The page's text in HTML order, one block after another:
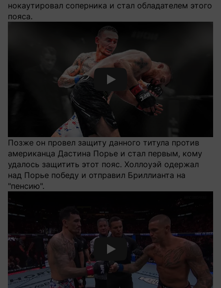
нокаутировал соперника и стал обладателем этого
пояса.
Смотреть видео YouTube
Позже он провел защиту данного титула против
американца Дастина Порье и стал первым, кому
удалось защитить этот пояс. Холлоуэй одержал
над Порье победу и отправил Бриллианта на
"пенсию".
Смотреть видео YouTube